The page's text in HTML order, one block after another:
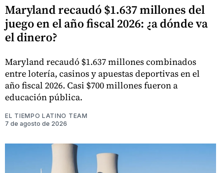
Maryland recaudó $1.637 millones del
juego en el año fiscal 2026: ¿a dónde va
el dinero?
Maryland recaudó $1.637 millones combinados
entre lotería, casinos y apuestas deportivas en el
año fiscal 2026. Casi $700 millones fueron a
educación pública.
EL TIEMPO LATINO TEAM
7 de agosto de 2026